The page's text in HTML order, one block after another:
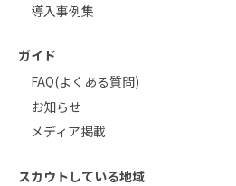
導入事例集
ガイド
FAQ(よくある質問)
お知らせ
メディア掲載
スカウトしている地域